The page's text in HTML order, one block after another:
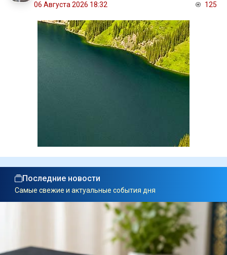
06 Августа 2026 18:32 125
Последние новости
Самые свежие и актуальные события дня